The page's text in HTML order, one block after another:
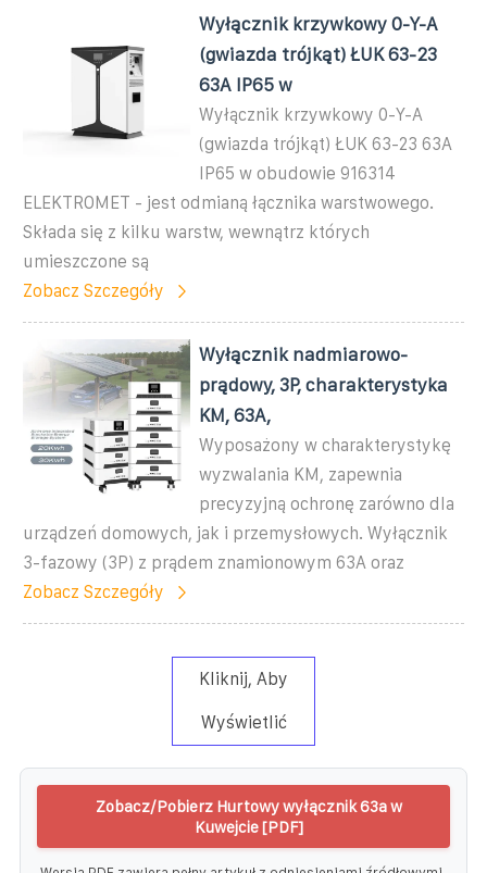
Wyłącznik krzywkowy 0-Y-A
(gwiazda trójkąt) ŁUK 63-23
63A IP65 w
Wyłącznik krzywkowy 0-Y-A
(gwiazda trójkąt) ŁUK 63-23 63A
IP65 w obudowie 916314
ELEKTROMET - jest odmianą łącznika warstwowego.
Składa się z kilku warstw, wewnątrz których
umieszczone są
Zobacz Szczegóły
Wyłącznik nadmiarowo-
prądowy, 3P, charakterystyka
KM, 63A,
Wyposażony w charakterystykę
wyzwalania KM, zapewnia
precyzyjną ochronę zarówno dla
urządzeń domowych, jak i przemysłowych. Wyłącznik
3-fazowy (3P) z prądem znamionowym 63A oraz
Zobacz Szczegóły
Kliknij, Aby
Wyświetlić
Zobacz/Pobierz Hurtowy wyłącznik 63a w
Kuwejcie [PDF]